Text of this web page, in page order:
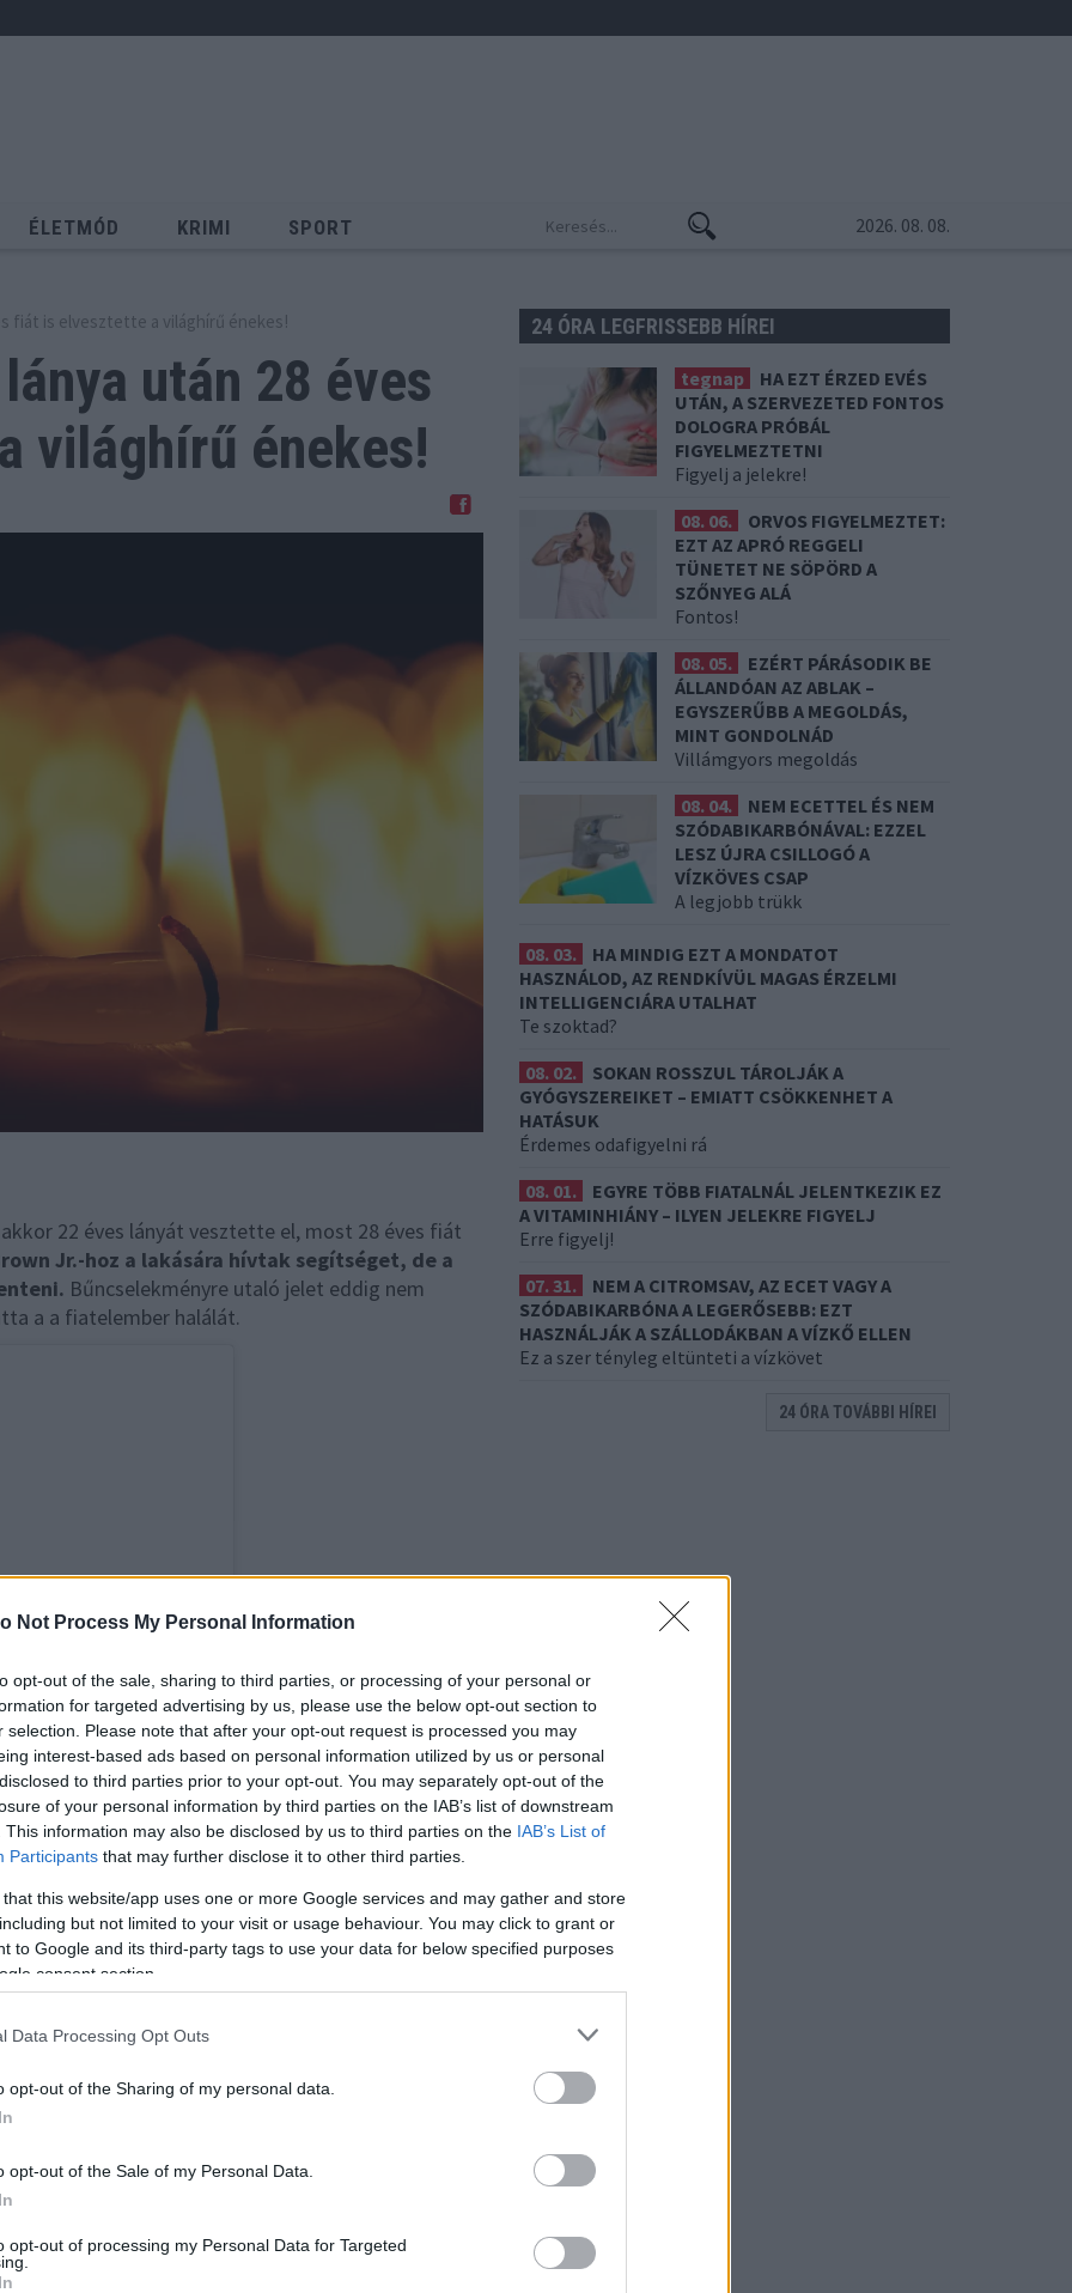
Not Process My Personal Information
opt-out of the sale, sharing to third parties, or processing of your personal or
for targeted advertising by us, please use the below opt-out section to
selection. Please note that after your opt-out request is processed you may
interest-based ads based on personal information utilized by us or personal
to third parties prior to your opt-out. You may separately opt-out of the
of your personal information by third parties on the IAB’s list of downstream
This information may also be disclosed by us to third parties on the IAB’s List of
Participants that may further disclose it to other third parties.
that this website/app uses one or more Google services and may gather and store
but not limited to your visit or usage behaviour. You may click to grant or
to Google and its third-party tags to use your data for below specified purposes
consent section.
Data Processing Opt Outs
opt-out of the Sharing of my personal data.
opt-out of the Sale of my Personal Data.
opt-out of processing my Personal Data for Targeted
ÉLETMÓD KRIMI SPORT 2026. 08. 08.
fiát is elvesztette a világhírű énekes!
után 28 éves
világhírű énekes!
22 éves lányát vesztette el, most 28 éves fiát
Jr.-hoz a lakására hívtak segítséget, de a
Bűncselekményre utaló jelet eddig nem
a a fiatelember halálát.
bejegyzés
eszméletlenül az otthonuk
és kábítószer-túladagolás miatt került ilyen
utána feladta a harcot.
24 ÓRA LEGFRISSEBB HÍREI
tegnap
HA EZT ÉRZED EVÉS
UTÁN, A SZERVEZETED FONTOS
DOLOGRA PRÓBÁL
FIGYELMEZTETNI
Figyelj a jelekre!
08. 06.
ORVOS FIGYELMEZTET:
EZT AZ APRÓ REGGELI
TÜNETET NE SÖPÖRD A
SZŐNYEG ALÁ
Fontos!
08. 05.
EZÉRT PÁRÁSODIK BE
ÁLLANDÓAN AZ ABLAK –
EGYSZERŰBB A MEGOLDÁS,
MINT GONDOLNÁD
Villámgyors megoldás
08. 04.
NEM ECETTEL ÉS NEM
SZÓDABIKARBÓNÁVAL: EZZEL
LESZ ÚJRA CSILLOGÓ A
VÍZKÖVES CSAP
A legjobb trükk
08. 03.
HA MINDIG EZT A MONDATOT
HASZNÁLOD, AZ RENDKÍVÜL MAGAS ÉRZELMI
INTELLIGENCIÁRA UTALHAT
Te szoktad?
08. 02.
SOKAN ROSSZUL TÁROLJÁK A
GYÓGYSZEREIKET – EMIATT CSÖKKENHET A
HATÁSUK
Érdemes odafigyelni rá
08. 01.
EGYRE TÖBB FIATALNÁL JELENTKEZIK EZ
A VITAMINHIÁNY – ILYEN JELEKRE FIGYELJ
Erre figyelj!
07. 31.
NEM A CITROMSAV, AZ ECET VAGY A
SZÓDABIKARBÓNA A LEGERŐSEBB: EZT
HASZNÁLJÁK A SZÁLLODÁKBAN A VÍZKŐ ELLEN
Ez a szer tényleg eltünteti a vízkövet
24 ÓRA TOVÁBBI HÍREI